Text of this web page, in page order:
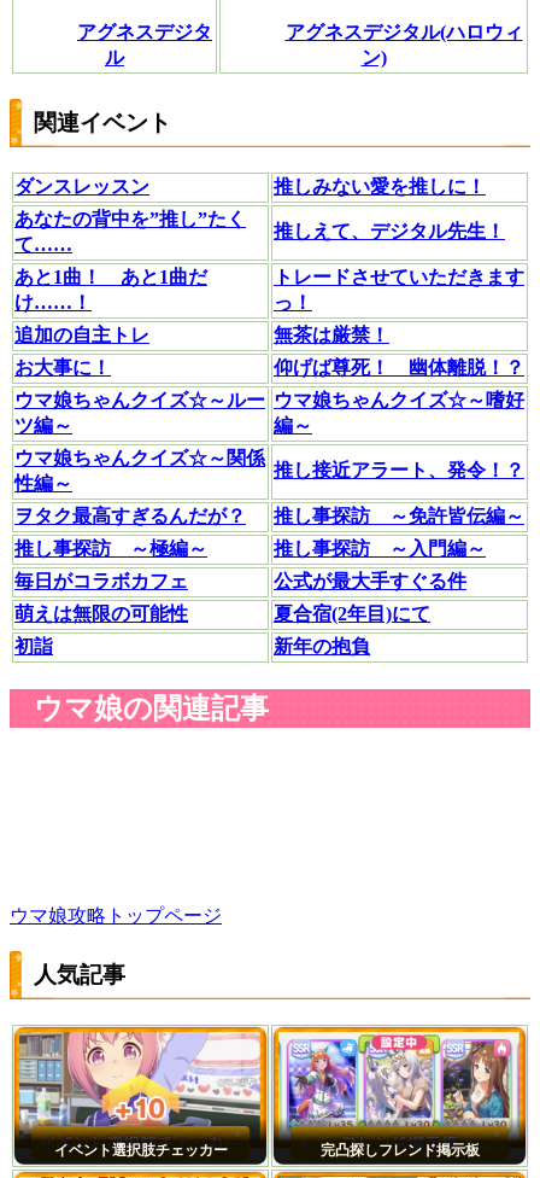
アグネスデジタ
ル
アグネスデジタル(ハロウィ
ン)
関連イベント
ダンスレッスン
推しみない愛を推しに！
あなたの背中を”推し”たく
て……
推しえて、デジタル先生！
あと1曲！ あと1曲だ
け……！
トレードさせていただきます
っ！
追加の自主トレ
無茶は厳禁！
お大事に！
仰げば尊死！ 幽体離脱！？
ウマ娘ちゃんクイズ☆～ルー
ツ編～
ウマ娘ちゃんクイズ☆～嗜好
編～
ウマ娘ちゃんクイズ☆～関係
性編～
推し接近アラート、発令！？
ヲタク最高すぎるんだが？
推し事探訪 ～免許皆伝編～
推し事探訪 ～極編～
推し事探訪 ～入門編～
毎日がコラボカフェ
公式が最大手すぐる件
萌えは無限の可能性
夏合宿(2年目)にて
初詣
新年の抱負
ウマ娘の関連記事
ウマ娘攻略トップページ
人気記事
イベント選択肢チェッカー 完凸探しフレンド掲示板